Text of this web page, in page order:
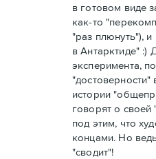
в готовом виде
как-то
"раз плюнуть"),
в Антарктиде" :)
эксперимента,
"достоверности"
истории
говорят о своей
под этим, что
концами. Но
"сводит"!